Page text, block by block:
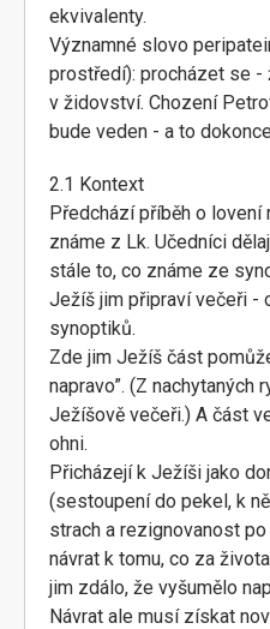
ekvivalenty.
Významné slovo
prostředí): procházet se -
v židovství. Chození
bude veden - a to
2.1 Kontext
Předchází příběh o lovení
známe z Lk. Učedníci
stále to, co známe ze
Ježíš jim připraví večeři -
synoptiků.
Zde jim Ježíš část
napravo”. (Z nachytaných
Ježíšově večeři.) A část
ohni.
Přicházejí k Ježíši jako
(sestoupení do pekel, k
strach a rezignovanost
návrat k tomu, co za
jim zdálo, že vyšumělo
Návrat ale musí získat